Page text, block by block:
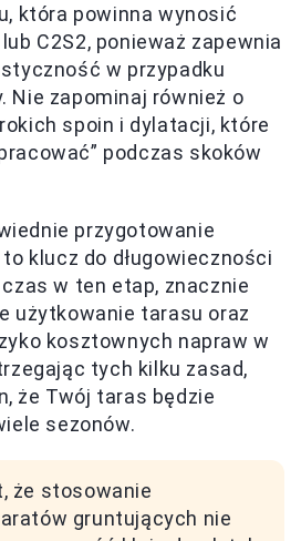
która powinna wynosić
C2S2, ponieważ zapewnia
w przypadku
Nie zapominaj również o
spoin i dylatacji, które
podczas skoków
przygotowanie
klucz do długowieczności
w ten etap, znacznie
użytkowanie tarasu oraz
kosztownych napraw w
tych kilku zasad,
że Twój taras będzie
sezonów.
że stosowanie
gruntujących nie